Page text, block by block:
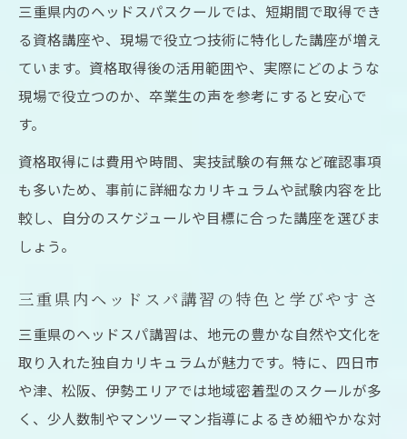
ドライヘッドスパ資格取得後に広がる転職
先
卒業後に活かせるヘッドスパ技術のポイン
ト
学び
ヘッドスパ講習で得られるキャリアアップ
事例
短期間で技術習得を実現するためのコツ
ヘッドスパスクールで早期習得を叶える秘
短期集中のドライヘッドスパ講座活用法
効率的に技術を身につける学習スケジュー
ル
三重県内のヘッドスパスクールでは、短期間で取得でき
る資格講座や、現場で役立つ技術に特化した講座が増え
ています。資格取得後の活用範囲や、実際にどのような
現場で役立つのか、卒業生の声を参考にすると安心で
す。
資格取得には費用や時間、実技試験の有無など確認事項
も多いため、事前に詳細なカリキュラムや試験内容を比
較し、自分のスケジュールや目標に合った講座を選びま
しょう。
三重県内ヘッドスパ講習の特色と学びやすさ
三重県のヘッドスパ講習は、地元の豊かな自然や文化を
取り入れた独自カリキュラムが魅力です。特に、四日市
や津、松阪、伊勢エリアでは地域密着型のスクールが多
く、少人数制やマンツーマン指導によるきめ細やかな対